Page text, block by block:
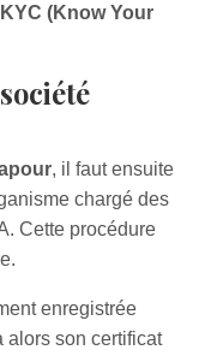
KYC (Know Your
, il faut ensuite
chargé des
Cette procédure
enregistrée
alors son certificat